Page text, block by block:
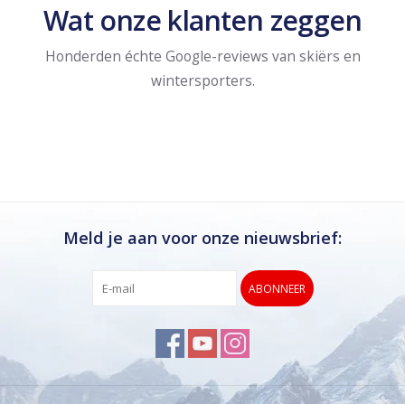
Wat onze klanten zeggen
Honderden échte Google-reviews van skiërs en
wintersporters.
Meld je aan voor onze nieuwsbrief:
ABONNEER